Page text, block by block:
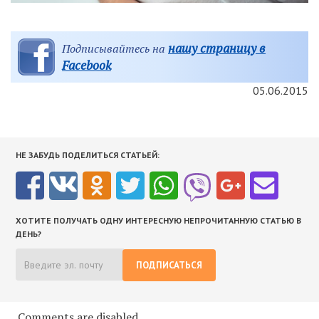
Подписывайтесь на нашу страницу в
Facebook
05.06.2015
НЕ ЗАБУДЬ ПОДЕЛИТЬСЯ СТАТЬЕЙ:
ХОТИТЕ ПОЛУЧАТЬ ОДНУ ИНТЕРЕСНУЮ НЕПРОЧИТАННУЮ СТАТЬЮ В
ДЕНЬ?
ПОДПИСАТЬСЯ